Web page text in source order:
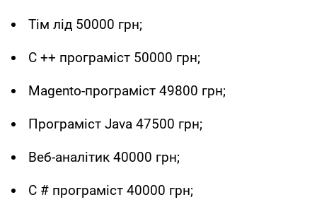
Тім лід 50000 грн;
C ++ програміст 50000 грн;
Magento-програміст 49800 грн;
Програміст Java 47500 грн;
Веб-аналітик 40000 грн;
C # програміст 40000 грн;